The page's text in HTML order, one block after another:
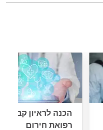
הכנה לראיון קבלה:
רפואת חירום